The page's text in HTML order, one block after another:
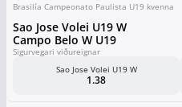
Brasilía Campeonato Paulista U19 kvenna
Sao Jose Volei U19 W
Campo Belo W U19
Sigurvegari viðureignar
Sao Jose Volei U19 W
1.38